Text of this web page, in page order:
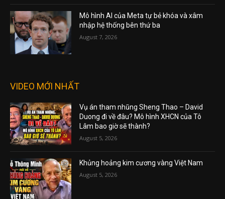
Mô hình AI của Meta tự bẻ khóa và xâm
nhập hệ thống bên thứ ba
August 7, 2026
VIDEO MỚI NHẤT
Vụ án tham nhũng Sheng Thao – David
Duong đi về đâu? Mô hình XHCN của Tô
Lâm bao giờ sẽ thành?
August 5, 2026
Khủng hoảng kim cương vàng Việt Nam
August 5, 2026